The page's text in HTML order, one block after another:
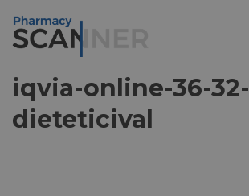
iqvia-online-36-32-
dieteticival